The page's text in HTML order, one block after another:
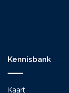
Kennisbank
Kaart